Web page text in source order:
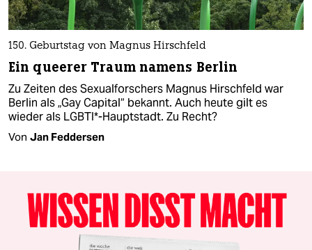
150. Geburtstag von Magnus Hirschfeld
Ein queerer Traum namens Berlin
Zu Zeiten des Sexualforschers Magnus Hirschfeld war
Berlin als „Gay Capital“ bekannt. Auch heute gilt es
wieder als LGBTI*-Hauptstadt. Zu Recht?
Von Jan Feddersen